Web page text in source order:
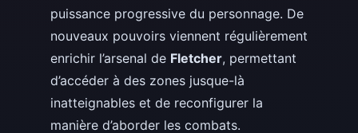
puissance progressive du personnage. De
nouveaux pouvoirs viennent régulièrement
enrichir l’arsenal de Fletcher, permettant
d’accéder à des zones jusque-là
inatteignables et de reconfigurer la
manière d’aborder les combats.